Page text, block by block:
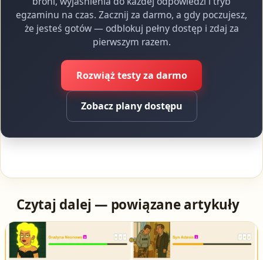
egzaminu na czas. Zacznij za darmo, a gdy poczujesz,
że jesteś gotów — odblokuj pełny dostęp i zdaj za
pierwszym razem.
Rozwiąż testy za darmo
Zobacz plany dostępu
Czytaj dalej — powiązane artykuły